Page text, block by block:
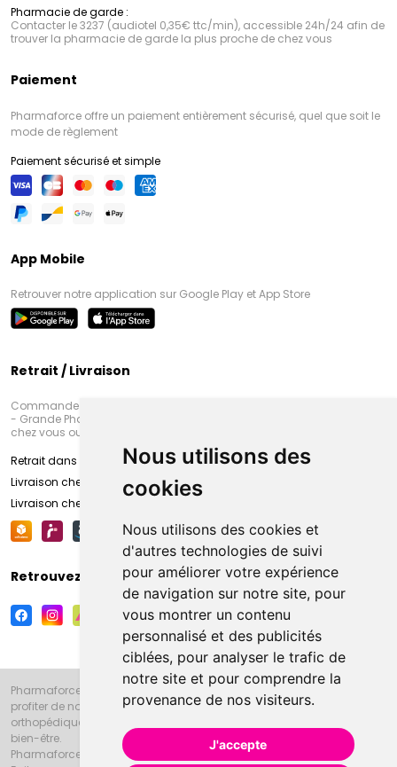
Nous utilisons des
cookies
Nous utilisons des cookies et
d'autres technologies de suivi
pour améliorer votre expérience
de navigation sur notre site, pour
vous montrer un contenu
personnalisé et des publicités
ciblées, pour analyser le trafic de
notre site et pour comprendre la
provenance de nos visiteurs.
J'accepte
Pharmacie de garde :
Contacter le 3237 (audiotel 0,35€ ttc/min), accessible 24h/24 afin de
trouver la pharmacie de garde la plus proche de chez vous
Paiement
Pharmaforce offre un paiement entièrement sécurisé, quel que soit le
mode de règlement
Paiement sécurisé et simple
App Mobile
Retrouver notre application sur Google Play et App Store
Retrait / Livraison
Commandez en ligne et venez chercher votre commande à Amiens
- Grande Pharmacie d’Amiens (Fachon) ou recevez-là rapidement
chez vous ou en point retrait
Retrait dans la pharmacie d’Amiens
Livraison chez vous
Livraison chez votre commerçant
Retrouvez-nous sur vos réseaux sociaux
Pharmaforce.fr et la Grande Pharmacie d’Amiens vous souhaitent de
profiter de notre accueil, de nos conseils pharmaceutiques,
orthopédiques, homéopathiques, parapharmaceutiques, beauté et
bien-être.
Pharmaforce.fr est le site internet de la Grande Pharmacie d’Amiens.